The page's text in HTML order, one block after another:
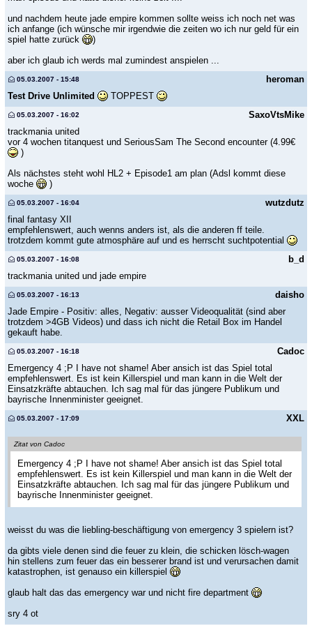
und nachdem heute jade empire kommen sollte weiss ich noch net was
ich anfange (ich wünsche mir irgendwie die zeiten wo ich nur geld für ein
spiel hatte zurück
)
aber ich glaub ich werds mal zumindest anspielen ...
heroman
05.03.2007 - 15:48
Test Drive Unlimited
TOPPEST
SaxoVtsMike
05.03.2007 - 16:02
trackmania united
vor 4 wochen titanquest und SeriousSam The Second encounter (4.99€
)
Als nächstes steht wohl HL2 + Episode1 am plan (Adsl kommt diese
woche
)
wutzdutz
05.03.2007 - 16:04
final fantasy XII
empfehlenswert, auch wenns anders ist, als die anderen ff teile.
trotzdem kommt gute atmosphäre auf und es herrscht suchtpotential
b_d
05.03.2007 - 16:08
trackmania united und jade empire
daisho
05.03.2007 - 16:13
Jade Empire - Positiv: alles, Negativ: ausser Videoqualität (sind aber
trotzdem >4GB Videos) und dass ich nicht die Retail Box im Handel
gekauft habe.
Cadoc
05.03.2007 - 16:18
Emergency 4 ;P I have not shame! Aber ansich ist das Spiel total
empfehlenswert. Es ist kein Killerspiel und man kann in die Welt der
Einsatzkräfte abtauchen. Ich sag mal für das jüngere Publikum und
bayrische Innenminister geeignet.
XXL
05.03.2007 - 17:09
Zitat von Cadoc
Emergency 4 ;P I have not shame! Aber ansich ist das Spiel total
empfehlenswert. Es ist kein Killerspiel und man kann in die Welt der
Einsatzkräfte abtauchen. Ich sag mal für das jüngere Publikum und
bayrische Innenminister geeignet.
weisst du was die liebling-beschäftigung von emergency 3 spielern ist?
da gibts viele denen sind die feuer zu klein, die schicken lösch-wagen
hin stellens zum feuer das ein besserer brand ist und verursachen damit
katastrophen, ist genauso ein killerspiel
glaub halt das das emergency war und nicht fire department
sry 4 ot